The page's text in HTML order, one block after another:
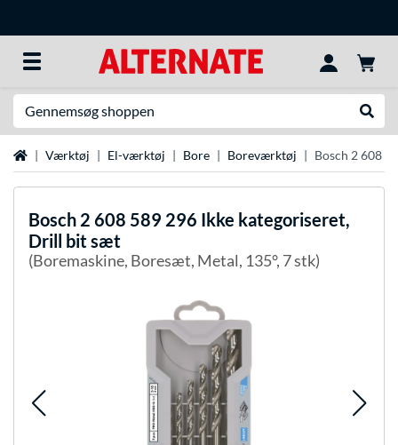
StartsideVærktøj El-værktøj Bore Boreværktøj Bosch 2 608
Bosch 2 608 589 296 Ikke kategoriseret,
Drill bit sæt
(Boremaskine, Boresæt, Metal, 135°, 7 stk)